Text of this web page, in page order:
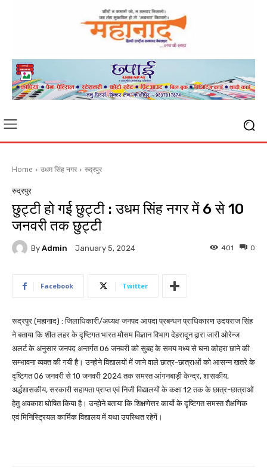
Home उधम सिंह नगर रुद्रपुर
रुद्रपुर
छुट्टी हो गई छुट्टी : उधम सिंह नगर में 6 से 10
जनवरी तक छुट्टी
By Admin January 5, 2024 0
401
Facebook Twitter
रूद्रपुर (महानाद) : जिलाधिकारी/अध्यक्ष जनपद आपदा प्रबन्धन प्राधिकारण उदयराज सिंह
ने बताया कि शीत लहर के दृष्टिगत भारत मौसम विज्ञान विभाग देहरादून द्वारा जारी ओरेन्ज
अलर्ट के अनुसार जनपद अन्तर्गत 06 जनवरी को सुबह के समय मध्य से घना कोहरा छाने की
सम्भावना व्यक्त की गयी है। उन्होने विद्यालयों में जाने वाले छात्र-छात्राओं को आसन्न खतरे के
दृष्टिगत 06 जनवरी से 10 जनवरी 2024 तक समस्त आंगनबाड़ी केन्द्र, शासकीय,
अर्द्धशासकीय, सरकारी सहायता प्राप्त एवं निजी विद्यालयों के कक्षा 12 तक के छात्र-छात्राओं
हेतु अवकाश घोषित किया है। उन्होने बताया कि शिक्षणेत्तर कार्यो के दृष्टिगत समस्त शैक्षणिक
एवं मिनिस्ट्रियल कार्मिक विद्यालय में यथा उपस्थित रहेगें।